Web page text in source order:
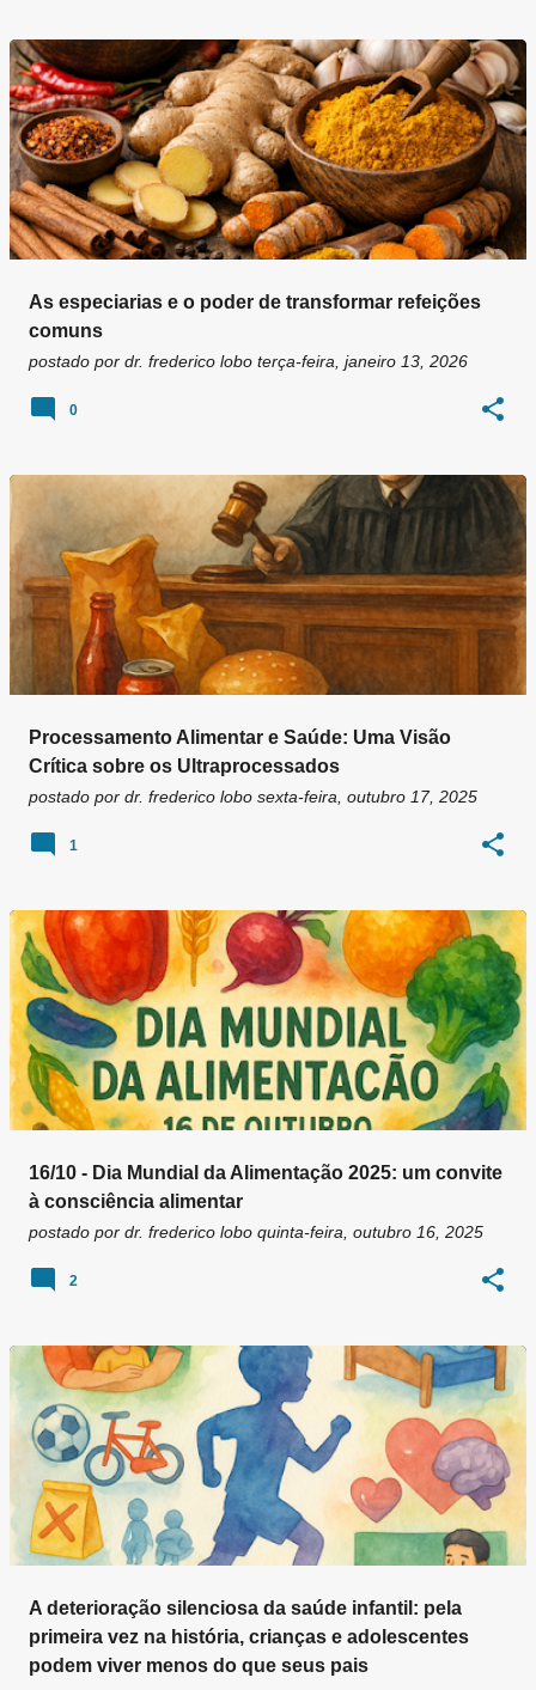
As especiarias e o poder de transformar refeições
comuns
postado por dr. frederico lobo terça-feira, janeiro 13, 2026
0
Processamento Alimentar e Saúde: Uma Visão
Crítica sobre os Ultraprocessados
postado por dr. frederico lobo sexta-feira, outubro 17, 2025
1
16/10 - Dia Mundial da Alimentação 2025: um convite
à consciência alimentar
postado por dr. frederico lobo quinta-feira, outubro 16, 2025
2
A deterioração silenciosa da saúde infantil: pela
primeira vez na história, crianças e adolescentes
podem viver menos do que seus pais